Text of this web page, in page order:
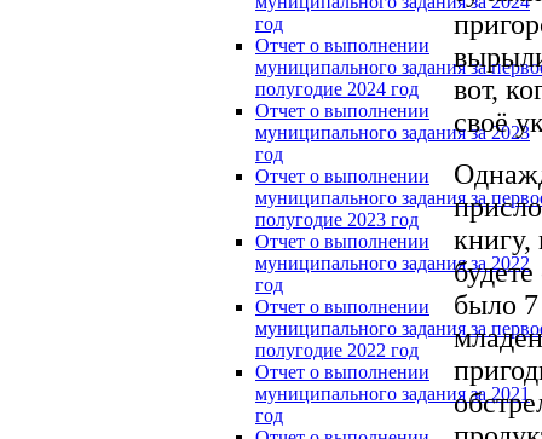
год
Отчет о выполнении
муниципального задания за
полугодие 2024 год
Отчет о выполнении
муниципального задания за 2023
год
Отчет о выполнении
муниципального задания за
полугодие 2023 год
Отчет о выполнении
муниципального задания за 2022
год
Отчет о выполнении
муниципального задания за
полугодие 2022 год
Отчет о выполнении
муниципального задания за 2021
год
вот,
своё
было